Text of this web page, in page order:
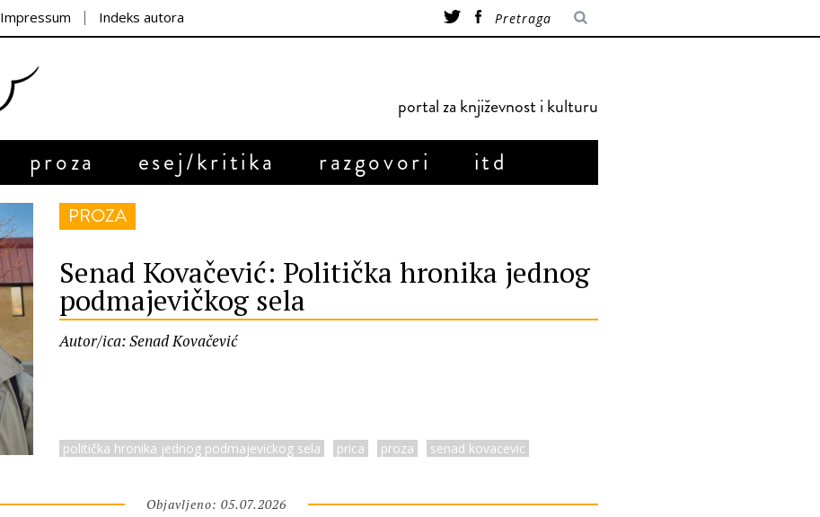
Impressum Indeks autora
portal za književnost i kulturu
proza esej/kritika razgovori itd
PROZA
Senad Kovačević: Politička hronika jednog
podmajevičkog sela
Autor/ica: Senad Kovačević
politička hronika jednog podmajevickog sela prica proza senad kovacevic
Objavljeno: 05.07.2026